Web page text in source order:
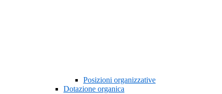
Posizioni organizzative
Dotazione organica